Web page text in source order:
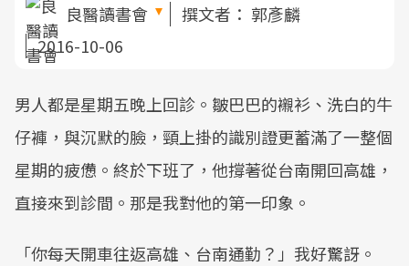
良醫讀書會 撰文者： 郭彥麟
2016-10-06
男人都是星期五晚上回診。皺巴巴的襯衫、洗白的牛
仔褲，與沉默的臉，頸上掛的識別證更蓄滿了一整個
星期的疲憊。終於下班了，他撐著從台南開回高雄，
直接來到診間。那是我對他的第一印象。
「你每天開車往返高雄、台南通勤？」我好驚訝。